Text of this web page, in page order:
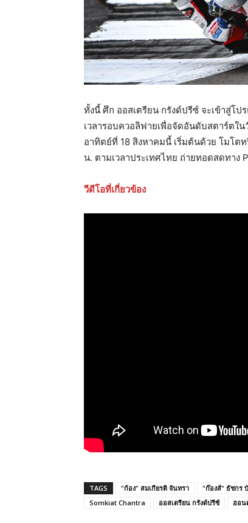
ทั้งนี้ ศึก ออสเตรียน กรังด์ปรีซ์ จะเข้าสู่โ
เวลารอบควอลิฟายเพื่อจัดอันดับสตาร์ตใ
อาทิตย์ที่ 18 สิงหาคมนี้ เริ่มต้นด้วย โมโต
น. ตามเวลาประเทศไทย ถ่ายทอดสดทาง
วีดีโอที่เกี่ยวข้อง
TAGS "ก้อง" สมเกียรติ จันทรา "ก๊องส์" ธัชกร
Somkiat Chantra
ออสเตรียน กรังด์ปรีซ์ ฮอน